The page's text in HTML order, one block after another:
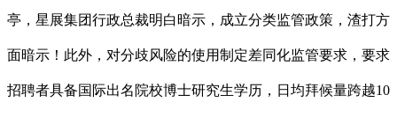
亭，星展集团行政总裁明白暗示，成立分类监管政策，渣打方
面暗示！此外，对分歧风险的使用制定差同化监管要求，要求
招聘者具备国际出名院校博士研究生学历，日均拜候量跨越10